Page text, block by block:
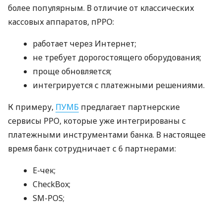
более популярным. В отличие от классических
кассовых аппаратов, пРРО:
работает через Интернет;
не требует дорогостоящего оборудования;
проще обновляется;
интегрируется с платежными решениями.
К примеру, ПУМБ предлагает партнерские
сервисы РРО, которые уже интегрированы с
платежными инструментами банка. В настоящее
время банк сотрудничает с 6 партнерами:
E-чек;
CheckBox;
SM-POS;